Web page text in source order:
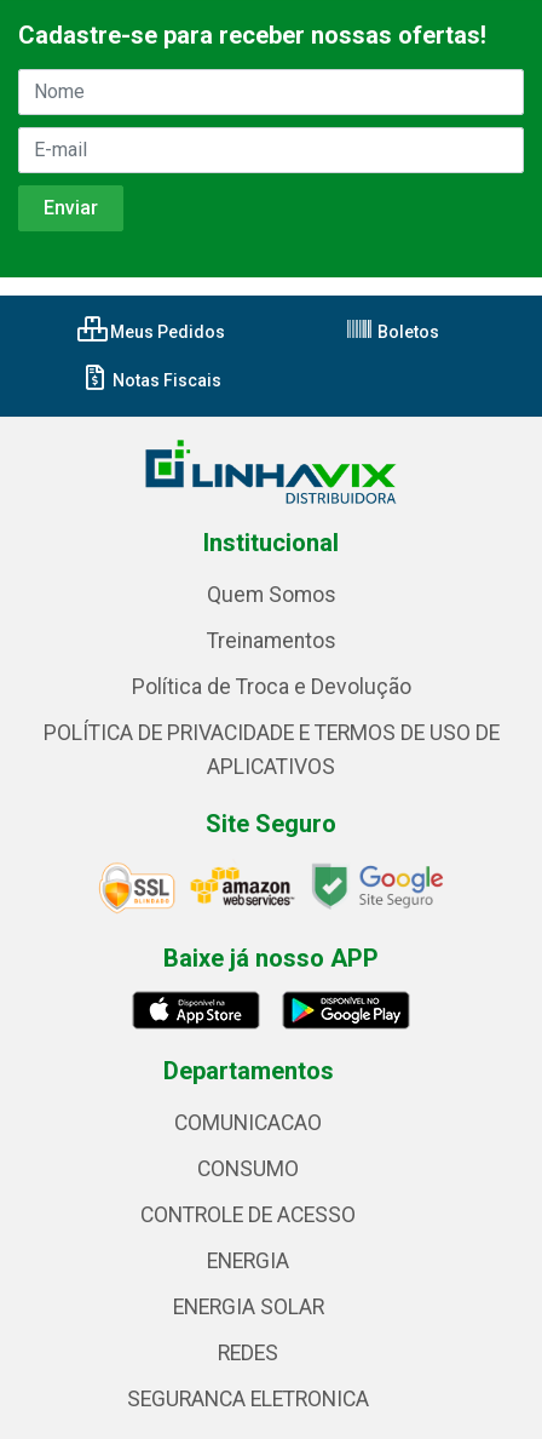
Cadastre-se para receber nossas ofertas!
Meus Pedidos Boletos
Notas Fiscais
Institucional
Quem Somos
Treinamentos
Política de Troca e Devolução
POLÍTICA DE PRIVACIDADE E TERMOS DE USO DE
APLICATIVOS
Site Seguro
Baixe já nosso APP
Departamentos
COMUNICACAO
CONSUMO
CONTROLE DE ACESSO
ENERGIA
ENERGIA SOLAR
REDES
SEGURANCA ELETRONICA